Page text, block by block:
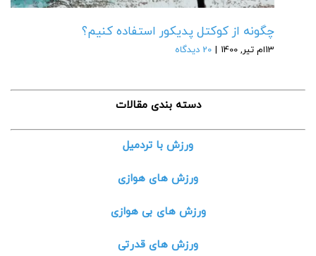
چگونه از کوکتل پدیکور استفاده کنیم؟
13ام تیر, 1400 | 20 دیدگاه
دسته بندی مقالات
ورزش با تردمیل
ورزش های هوازی
ورزش های بی هوازی
ورزش های قدرتی